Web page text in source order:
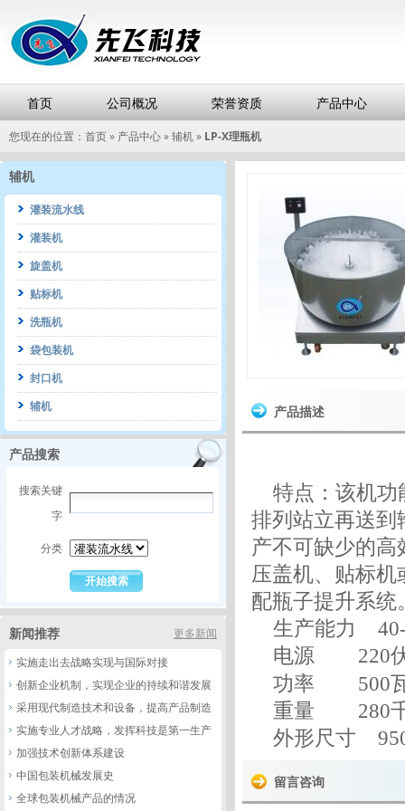
首页 公司概况 荣誉资质 产品中心
您现在的位置： 首页» 产品中心»辅机» LP-X理瓶机
辅机
灌装流水线
灌装机
旋盖机
贴标机
洗瓶机
袋包装机
封口机
辅机
产品搜索
搜索关键
字
分类
新闻推荐
更多新闻
实施走出去战略实现与国际对接
创新企业机制，实现企业的持续和谐发展
采用现代制造技术和设备，提高产品制造
过程的自动化、智能化和信息化水平
实施专业人才战略，发挥科技是第一生产
力的作用
加强技术创新体系建设
中国包装机械发展史
全球包装机械产品的情况
产品描述
特点：该机功
排列站立再送到
产不可缺少的
压盖机、贴标
配瓶子提升系统
生产能力
电源 220
功率 500
重量 280
外形尺寸
留言咨询